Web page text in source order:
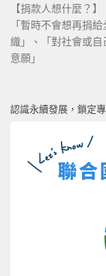
【捐款人想什麼？
「暫時不會想再捐
織」、「對社會或
意願」
認識永續發展，鎖定專